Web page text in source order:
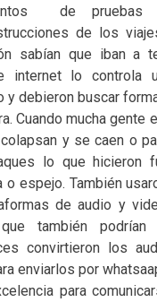
de
de los
sabían que iban a
internet lo controla
y debieron buscar
Cuando mucha gente
y se caen o
lo que hicieron
o espejo. También
de audio y
también podrían
convirtieron los
enviarlos por
para